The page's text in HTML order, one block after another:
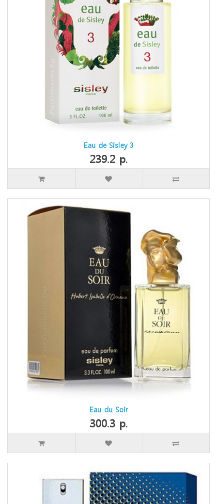
Eau de Sisley 3
239.2 р.
Eau du Soir
300.3 р.